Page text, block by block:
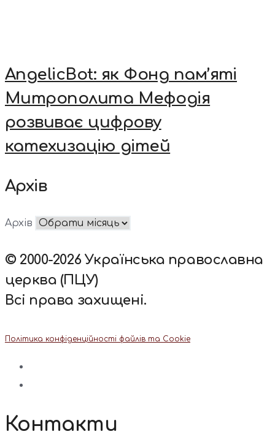
AngelicBot: як Фонд пам’яті
Митрополита Мефодія
розвиває цифрову
катехизацію дітей
Архів
Архів
© 2000-2026 Українська православна
церква (ПЦУ)
Всі права захищені.
Політика конфіденційності файлів та Cookie
Контакти